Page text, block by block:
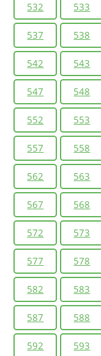
532 533
537 538
542 543
547 548
552 553
557 558
562 563
567 568
572 573
577 578
582 583
587 588
592 593